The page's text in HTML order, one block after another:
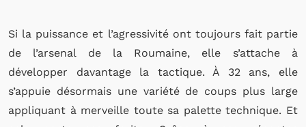
Si la puissance et l’agressivité ont toujours fait partie
de l’arsenal de la Roumaine, elle s’attache à
développer davantage la tactique. À 32 ans, elle
s’appuie désormais une variété de coups plus large
appliquant à merveille toute sa palette technique. Et